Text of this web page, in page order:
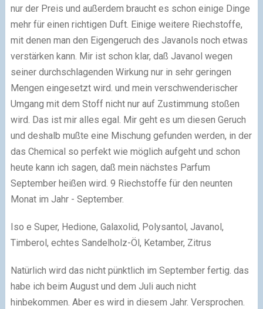
nur der Preis und außerdem braucht es schon einige Dinge
mehr für einen richtigen Duft. Einige weitere Riechstoffe,
mit denen man den Eigengeruch des Javanols noch etwas
verstärken kann. Mir ist schon klar, daß Javanol wegen
seiner durchschlagenden Wirkung nur in sehr geringen
Mengen eingesetzt wird. und mein verschwenderischer
Umgang mit dem Stoff nicht nur auf Zustimmung stoßen
wird. Das ist mir alles egal. Mir geht es um diesen Geruch
und deshalb mußte eine Mischung gefunden werden, in der
das Chemical so perfekt wie möglich aufgeht und schon
heute kann ich sagen, daß mein nächstes Parfum
September heißen wird. 9 Riechstoffe für den neunten
Monat im Jahr - September.
Iso e Super, Hedione, Galaxolid, Polysantol, Javanol,
Timberol, echtes Sandelholz-Öl, Ketamber, Zitrus
Natürlich wird das nicht pünktlich im September fertig. das
habe ich beim August und dem Juli auch nicht
hinbekommen. Aber es wird in diesem Jahr. Versprochen.